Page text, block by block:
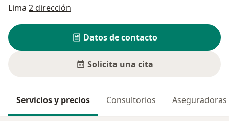
Lima 2 dirección
Datos de contacto
Solicita una cita
Servicios y precios Consultorios Aseguradoras